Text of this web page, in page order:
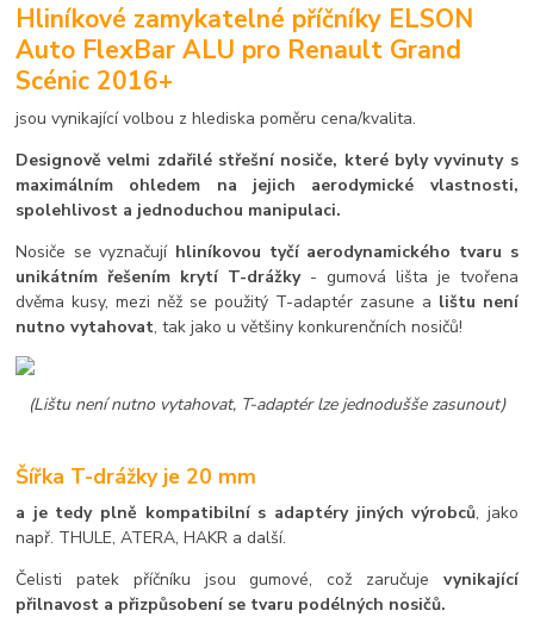
Hliníkové zamykatelné příčníky ELSON
Auto FlexBar ALU pro Renault Grand
Scénic 2016+
jsou vynikající volbou z hlediska poměru cena/kvalita.
Designově velmi zdařilé střešní nosiče, které byly vyvinuty s
maximálním ohledem na jejich aerodymické vlastnosti,
spolehlivost a jednoduchou manipulaci.
Nosiče se vyznačují hliníkovou tyčí aerodynamického tvaru s
unikátním řešením krytí T-drážky- gumová lišta je tvořena
dvěma kusy, mezi něž se použitý T-adaptér zasune a lištu není
nutno vytahovat, tak jako u většiny konkurenčních nosičů!
(Lištu není nutno vytahovat, T-adaptér lze jednodušše zasunout)
Šířka T-drážky je 20 mm
a je tedy plně kompatibilní s adaptéry jiných výrobců, jako
např. THULE, ATERA, HAKR a další.
Čelisti patek příčníku jsou gumové, což zaručuje vynikající
přilnavost a přizpůsobení se tvaru podélných nosičů.